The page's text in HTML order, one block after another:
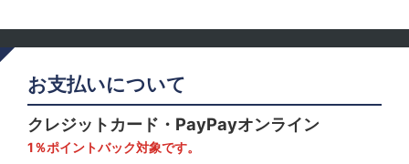
お支払いについて
クレジットカード・PayPayオンライン
1％ポイントバック対象です。